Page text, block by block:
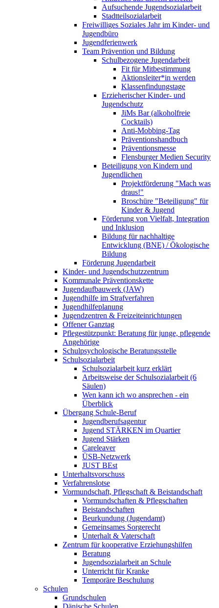
Aufsuchende Jugendsozialarbeit
Stadtteilsozialarbeit
Freiwilliges Soziales Jahr im Kinder- und
Jugendbüro
Jugendferienwerk
Team Prävention und Bildung
Schulbezogene Jugendarbeit
Fit für Mitbestimmung
Aktionsleiter*in werden
Klassenfindungstage
Erzieherischer Kinder- und
Jugendschutz
JiMs Bar (alkoholfreie
Cocktails)
Anti-Mobbing-Tag
Präventionshandbuch
Präventionsmesse
Flensburger Medien Security
Beteiligung von Kindern und
Jugendlichen
Projektförderung "Mach was
draus!"
Broschüre "Beteiligung" für
Kinder & Jugend
Förderung von Vielfalt, Integration
und Inklusion
Bildung für nachhaltige
Entwicklung (BNE) / Ökologische
Bildung
Förderung Jugendarbeit
Kinder- und Jugendschutzzentrum
Kommunale Präventionskette
Jugendaufbauwerk (JAW)
Jugendhilfe im Strafverfahren
Jugendhilfeplanung
Jugendzentren & Freizeiteinrichtungen
Offener Ganztag
Pflegestützpunkt: Beratung für junge, pflegende
Angehörige
Schulpsychologische Beratungsstelle
Schulsozialarbeit
Schulsozialarbeit kurz erklärt
Arbeitsweise der Schulsozialarbeit (6
Säulen)
Wen kann ich wo ansprechen - ein
Überblick
Übergang Schule-Beruf
Jugendberufsagentur
Jugend STÄRKEN im Quartier
Jugend Stärken
Careleaver
ÜSB-Netzwerk
JUST BEst
Unterhaltsvorschuss
Verfahrenslotse
Vormundschaft, Pflegschaft & Beistandschaft
Vormundschaften & Pflegschaften
Beistandschaften
Beurkundung (Jugendamt)
Gemeinsames Sorgerecht
Unterhalt & Vaterschaft
Zentrum für kooperative Erziehungshilfen
Beratung
Jugendsozialarbeit an Schule
Unterricht für Kranke
Temporäre Beschulung
Schulen
Grundschulen
Dänische Schulen